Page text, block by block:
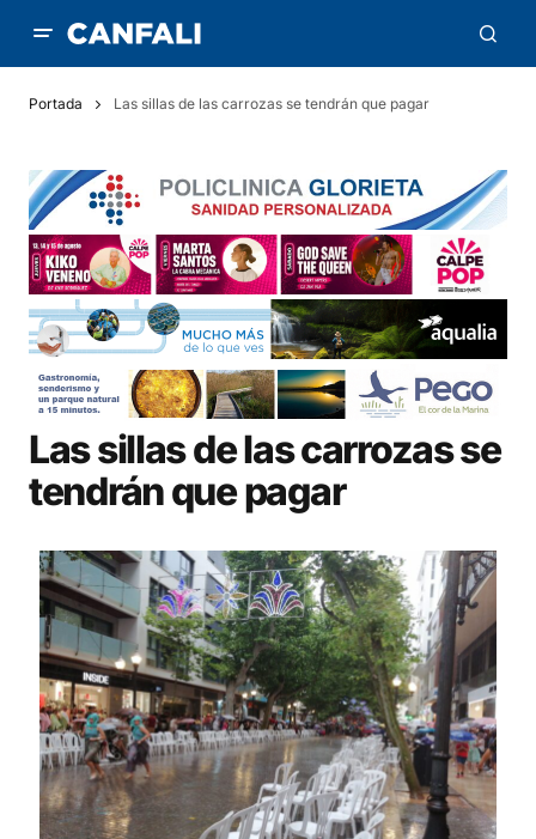
Portada Las sillas de las carrozas se tendrán que pagar
Las sillas de las carrozas se
tendrán que pagar